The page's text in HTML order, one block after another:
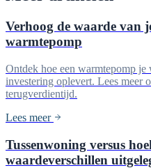
Verhoog de waarde van
warmtepomp
Ontdek hoe een warmtepomp
investering oplevert. Lees meer
terugverdientijd.
Lees meer
Tussenwoning versus
waardeverschillen